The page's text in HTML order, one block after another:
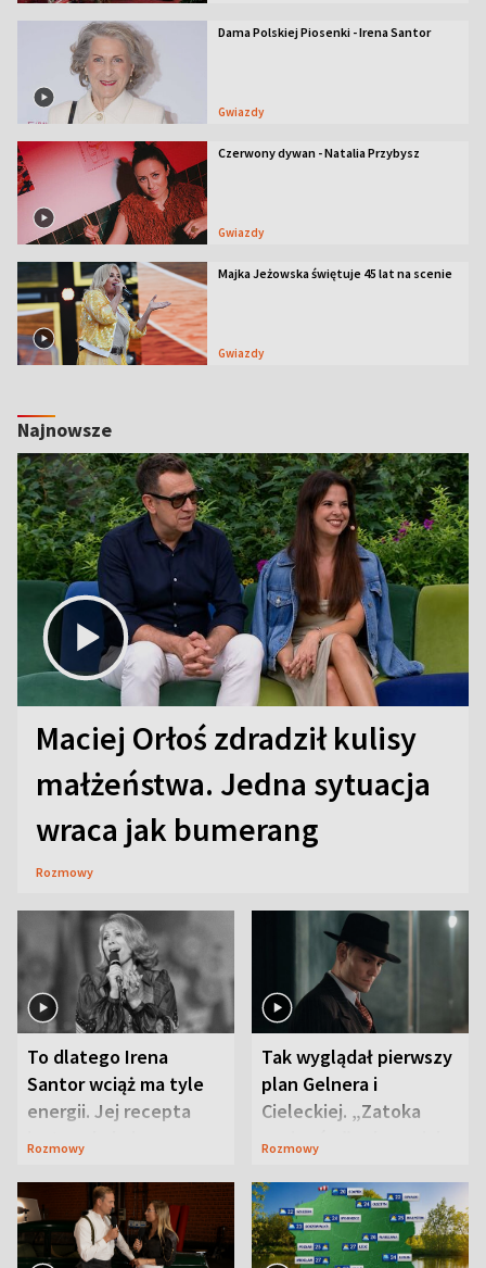
Dama Polskiej Piosenki - Irena Santor
Gwiazdy
Czerwony dywan - Natalia Przybysz
Gwiazdy
Majka Jeżowska świętuje 45 lat na scenie
Gwiazdy
Najnowsze
Maciej Orłoś zdradził kulisy
małżeństwa. Jedna sytuacja
wraca jak bumerang
Rozmowy
To dlatego Irena
Santor wciąż ma tyle
energii. Jej recepta
jest zaskakująco
Rozmowy
Tak wyglądał pierwszy
plan Gelnera i
Cieleckiej. „Zatoka
szpiegów” od razu ich
Rozmowy